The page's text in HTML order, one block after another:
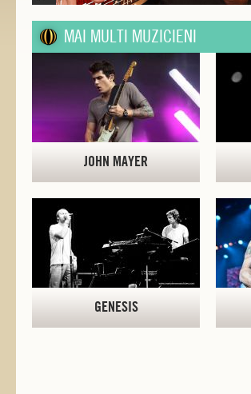
MAI MULTI MUZICIENI
JOHN MAYER
GENESIS